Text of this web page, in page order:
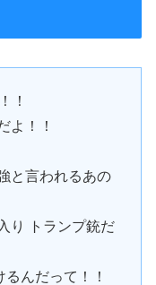
！
よ！！
と言われるあの
り トランプ銃だ
んだって！！